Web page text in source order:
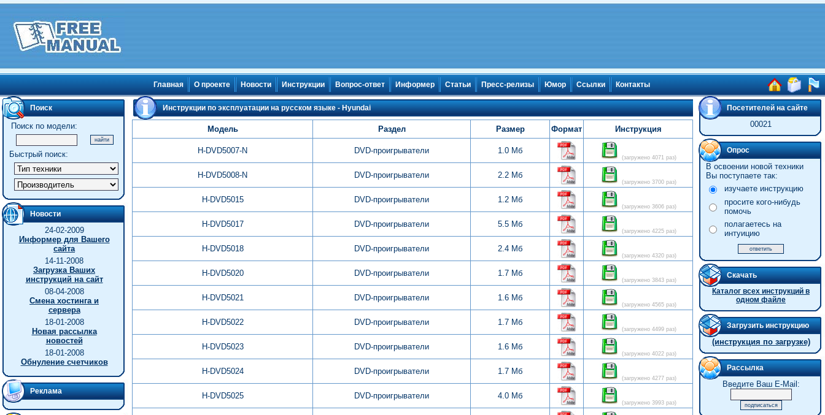
Главная О проекте Новости Инструкции Вопрос-ответ Информер Статьи Пресс-релизы Юмор Ссылки Контакты
Поиск
Поиск по модели:
Быстрый поиск:
Новости
24-02-2009
Информер для Вашего
сайта
14-11-2008
Загрузка Ваших
инструкций на сайт
08-04-2008
Смена хостинга и
сервера
18-01-2008
Новая рассылка
новостей
18-01-2008
Обнуление счетчиков
Реклама
Инструкции по эксплуатации на русском языке - Hyundai
Модель Раздел Размер Формат Инструкция
H-DVD5007-N DVD-проигрыватели 1.0 Мб
(загружено 4071 раз)
H-DVD5008-N DVD-проигрыватели 2.2 Мб
(загружено 3700 раз)
H-DVD5015 DVD-проигрыватели 1.2 Мб
(загружено 3606 раз)
H-DVD5017 DVD-проигрыватели 5.5 Мб
(загружено 4225 раз)
H-DVD5018 DVD-проигрыватели 2.4 Мб
(загружено 4320 раз)
H-DVD5020 DVD-проигрыватели 1.7 Мб
(загружено 3843 раз)
H-DVD5021 DVD-проигрыватели 1.6 Мб
(загружено 4565 раз)
H-DVD5022 DVD-проигрыватели 1.7 Мб
(загружено 4499 раз)
H-DVD5023 DVD-проигрыватели 1.6 Мб
(загружено 4022 раз)
H-DVD5024 DVD-проигрыватели 1.7 Мб
(загружено 4277 раз)
H-DVD5025 DVD-проигрыватели 4.0 Мб
(загружено 3993 раз)
Посетителей на сайте
00021
Опрос
В освоении новой техники
Вы поступаете так:
изучаете инструкцию
просите кого-нибудь
помочь
полагаетесь на
интуицию
Скачать
Каталог всех инструкций в
одном файле
Загрузить инструкцию
(инструкция по загрузке)
Рассылка
Введите Ваш E-Mail: